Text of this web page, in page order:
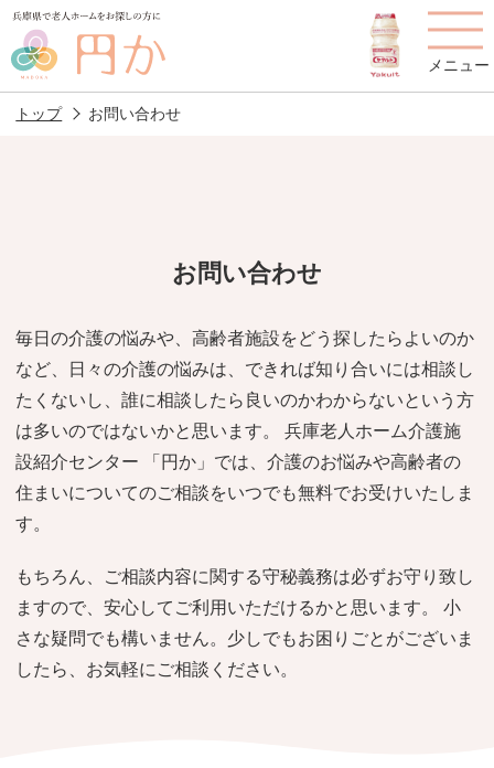
メニュー
老人ホームの種類 よくあるご質問
アクセス
相談者様の声 お役立ち情報
おすすめ施設特集
トップ お問い合わせ
お問い合わせ
毎日の介護の悩みや、高齢者施設をどう探したらよいのか
など、日々の介護の悩みは、できれば知り合いには相談し
たくないし、誰に相談したら良いのかわからないという方
は多いのではないかと思います。 兵庫老人ホーム介護施
設紹介センター 「円か」では、介護のお悩みや高齢者の
住まいについてのご相談をいつでも無料でお受けいたしま
す。
もちろん、ご相談内容に関する守秘義務は必ずお守り致し
ますので、安心してご利用いただけるかと思います。 小
さな疑問でも構いません。少しでもお困りごとがございま
したら、お気軽にご相談ください。